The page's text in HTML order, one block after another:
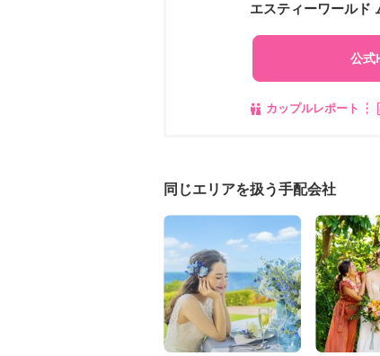
エスティーワールド
公式
カップルレポート
同じエリアを扱う手配会社